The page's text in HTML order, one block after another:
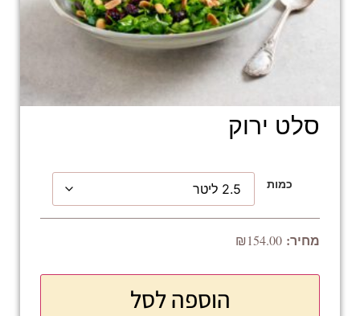
סלט ירוק
כמות
₪154.00
הוספה לסל